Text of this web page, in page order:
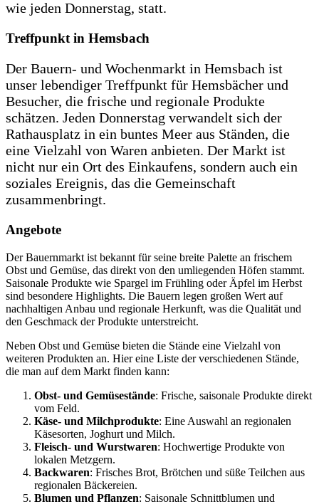
wie jeden Donnerstag, statt.
Treffpunkt in Hemsbach
Der Bauern- und Wochenmarkt in Hemsbach ist
unser lebendiger Treffpunkt für Hemsbächer und
Besucher, die frische und regionale Produkte
schätzen. Jeden Donnerstag verwandelt sich der
Rathausplatz in ein buntes Meer aus Ständen, die
eine Vielzahl von Waren anbieten. Der Markt ist
nicht nur ein Ort des Einkaufens, sondern auch ein
soziales Ereignis, das die Gemeinschaft
zusammenbringt.
Angebote
Der Bauernmarkt ist bekannt für seine breite Palette an frischem
Obst und Gemüse, das direkt von den umliegenden Höfen stammt.
Saisonale Produkte wie Spargel im Frühling oder Äpfel im Herbst
sind besondere Highlights. Die Bauern legen großen Wert auf
nachhaltigen Anbau und regionale Herkunft, was die Qualität und
den Geschmack der Produkte unterstreicht.
Neben Obst und Gemüse bieten die Stände eine Vielzahl von
weiteren Produkten an. Hier eine Liste der verschiedenen Stände,
die man auf dem Markt finden kann:
Obst- und Gemüsestände: Frische, saisonale Produkte direkt
vom Feld.
Käse- und Milchprodukte: Eine Auswahl an regionalen
Käsesorten, Joghurt und Milch.
Fleisch- und Wurstwaren: Hochwertige Produkte von
lokalen Metzgern.
Backwaren: Frisches Brot, Brötchen und süße Teilchen aus
regionalen Bäckereien.
Blumen und Pflanzen: Saisonale Schnittblumen und